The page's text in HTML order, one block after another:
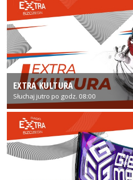
EXTRA KULTURA
Słuchaj jutro po godz. 08:00